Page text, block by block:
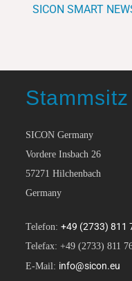
SICON SMART
Stammsitz
SICON Germany
Vordere Insbach 26
57271 Hilchenbach
Germany
Telefon:+49 (2733) 811
Telefax: +49 (2733) 811
E-Mail: info@sicon.eu